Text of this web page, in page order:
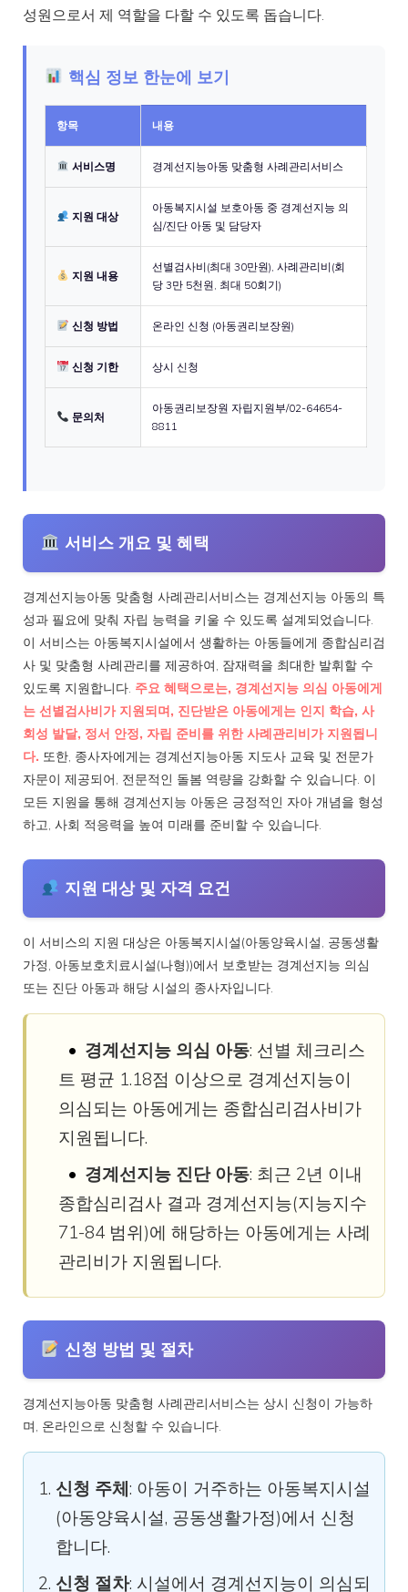
성원으로서 제 역할을 다할 수 있도록 돕습니다.
핵심 정보 한눈에 보기
항목 내용
서비스명 경계선지능아동 맞춤형 사례관리서비스
지원 대상
아동복지시설 보호아동 중 경계선지능 의
심/진단 아동 및 담당자
지원 내용
선별검사비(최대 30만원), 사례관리비(회
당 3만 5천원, 최대 50회기)
신청 방법 온라인 신청 (아동권리보장원)
신청 기한 상시 신청
문의처
아동권리보장원 자립지원부/02-64654-
8811
서비스 개요 및 혜택
경계선지능아동 맞춤형 사례관리서비스는 경계선지능 아동의 특
성과 필요에 맞춰 자립 능력을 키울 수 있도록 설계되었습니다.
이 서비스는 아동복지시설에서 생활하는 아동들에게 종합심리검
사 및 맞춤형 사례관리를 제공하여, 잠재력을 최대한 발휘할 수
있도록 지원합니다. 주요 혜택으로는, 경계선지능 의심 아동에게
는 선별검사비가 지원되며, 진단받은 아동에게는 인지 학습, 사
회성 발달, 정서 안정, 자립 준비를 위한 사례관리비가 지원됩니
다. 또한, 종사자에게는 경계선지능아동 지도사 교육 및 전문가
자문이 제공되어, 전문적인 돌봄 역량을 강화할 수 있습니다. 이
모든 지원을 통해 경계선지능 아동은 긍정적인 자아 개념을 형성
하고, 사회 적응력을 높여 미래를 준비할 수 있습니다.
지원 대상 및 자격 요건
이 서비스의 지원 대상은 아동복지시설(아동양육시설, 공동생활
가정, 아동보호치료시설(나형))에서 보호받는 경계선지능 의심
또는 진단 아동과 해당 시설의 종사자입니다.
경계선지능 의심 아동: 선별 체크리스
트 평균 1.18점 이상으로 경계선지능이
의심되는 아동에게는 종합심리검사비가
지원됩니다.
경계선지능 진단 아동: 최근 2년 이내
종합심리검사 결과 경계선지능(지능지수
71-84 범위)에 해당하는 아동에게는 사례
관리비가 지원됩니다.
신청 방법 및 절차
경계선지능아동 맞춤형 사례관리서비스는 상시 신청이 가능하
며, 온라인으로 신청할 수 있습니다.
신청 주체: 아동이 거주하는 아동복지시설
(아동양육시설, 공동생활가정)에서 신청
합니다.
신청 절차: 시설에서 경계선지능이 의심되